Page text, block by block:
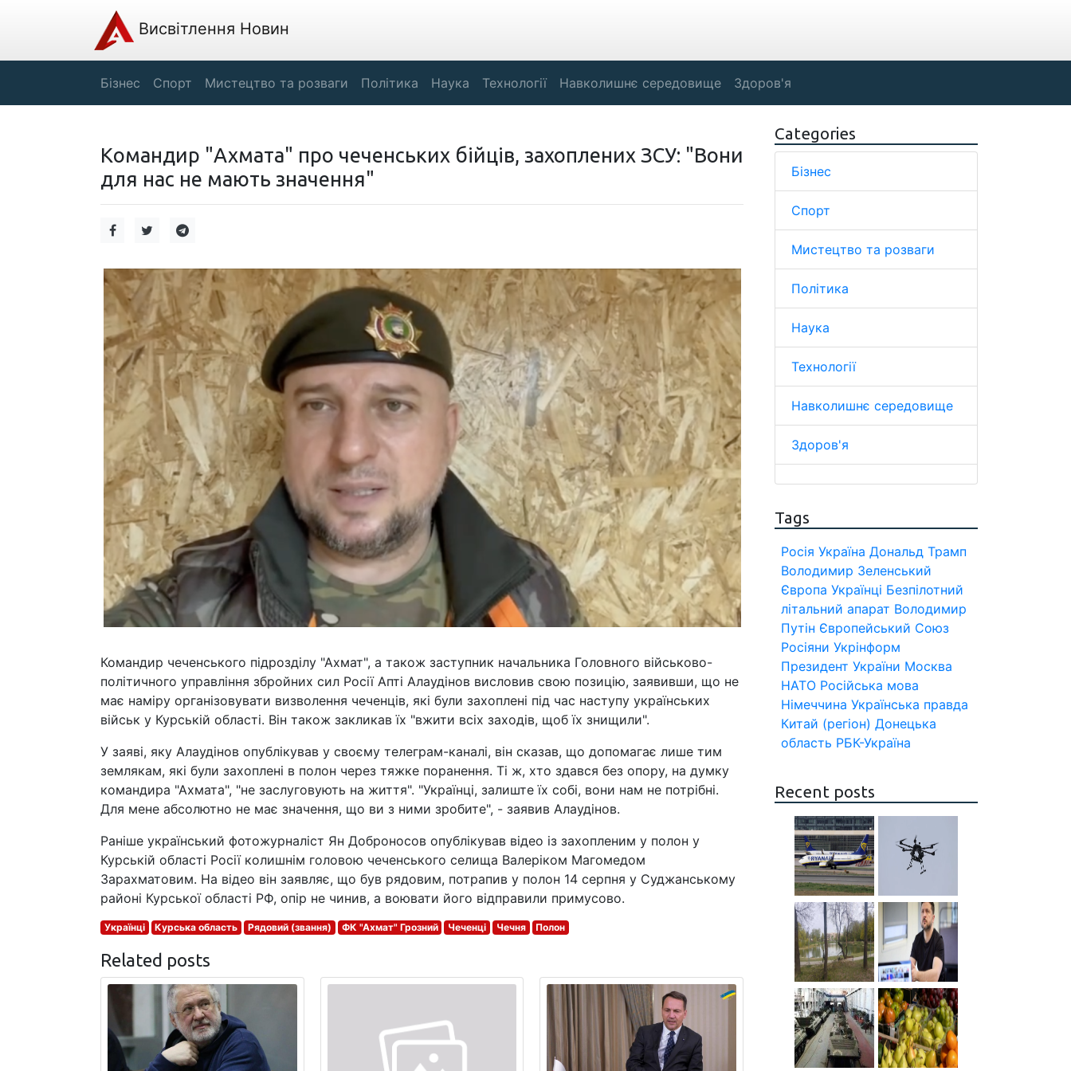
Висвітлення Новин
Бізнес Спорт Мистецтво та розваги Політика Наука Технології Навколишнє середовище Здоров'я
Командир "Ахмата" про чеченських бійців, захоплених ЗСУ: "Вони
для нас не мають значення"
Командир чеченського підрозділу "Ахмат", а також заступник начальника Головного військово-
політичного управління збройних сил Росії Апті Алаудінов висловив свою позицію, заявивши, що не
має наміру організовувати визволення чеченців, які були захоплені під час наступу українських
військ у Курській області. Він також закликав їх "вжити всіх заходів, щоб їх знищили".
У заяві, яку Алаудінов опублікував у своєму телеграм-каналі, він сказав, що допомагає лише тим
землякам, які були захоплені в полон через тяжке поранення. Ті ж, хто здався без опору, на думку
командира "Ахмата", "не заслуговують на життя". "Українці, залиште їх собі, вони нам не потрібні.
Для мене абсолютно не має значення, що ви з ними зробите", - заявив Алаудінов.
Раніше український фотожурналіст Ян Доброносов опублікував відео із захопленим у полон у
Курській області Росії колишнім головою чеченського селища Валеріком Магомедом
Зарахматовим. На відео він заявляє, що був рядовим, потрапив у полон 14 серпня у Суджанському
районі Курської області РФ, опір не чинив, а воювати його відправили примусово.
Українці Курська область Рядовий (звання) ФК "Ахмат" Грозний Чеченці Чечня Полон
Related posts
Categories
Бізнес
Спорт
Мистецтво та розваги
Політика
Наука
Технології
Навколишнє середовище
Здоров'я
Tags
Росія Україна Дональд Трамп
Володимир Зеленський
Європа Українці Безпілотний
літальний апарат Володимир
Путін Європейський Союз
Росіяни Укрінформ
Президент України Москва
НАТО Російська мова
Німеччина Українська правда
Китай (регіон) Донецька
область РБК-Україна
Recent posts